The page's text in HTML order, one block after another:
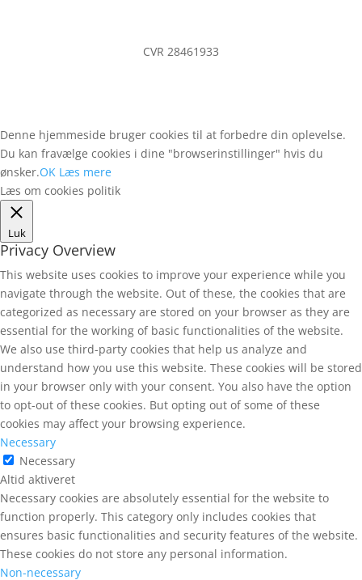
CVR 28461933
Denne hjemmeside bruger cookies til at forbedre din oplevelse.
Du kan fravælge cookies i dine "browserinstillinger" hvis du
ønsker.OK Læs mere
Læs om cookies politik
Luk
Privacy Overview
This website uses cookies to improve your experience while you
navigate through the website. Out of these, the cookies that are
categorized as necessary are stored on your browser as they are
essential for the working of basic functionalities of the website.
We also use third-party cookies that help us analyze and
understand how you use this website. These cookies will be stored
in your browser only with your consent. You also have the option
to opt-out of these cookies. But opting out of some of these
cookies may affect your browsing experience.
Necessary
Necessary
Altid aktiveret
Necessary cookies are absolutely essential for the website to
function properly. This category only includes cookies that
ensures basic functionalities and security features of the website.
These cookies do not store any personal information.
Non-necessary